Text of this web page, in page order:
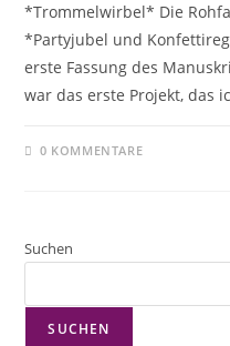
*Trommelwirbel* Die
*Partyjubel und
erste Fassung des
war das erste Projekt, das
0 KOMMENTARE
Suchen
SUCHEN